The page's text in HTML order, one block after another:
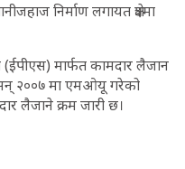
निर्माण लगायत क्षेत्रमा
(ईपीएस) मार्फत कामदार लैजान
२००७ मा एमओयू गरेको
लैजाने क्रम जारी छ।